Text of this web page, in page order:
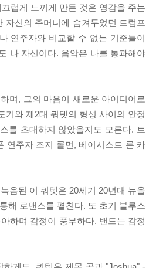
럽게 느끼게 만든 것은 영감을 주는
신의 주머니에 숨겨두었던 트럼프
연주자와 비교할 수 없는 기준들이
나 자신이다. 음악은 나를 통과해야
며, 그의 마음이 새로운 아이디어로
기와 제2대 쿼텟의 형성 사이의 안정
를 초대하지 않았을지도 모른다. 트
연주자 조지 콜먼, 베이시스트 론 카
음된 이 쿼텟은 20세기 20년대 뉴올
해 로맨스를 펼친다. 또 초기 블루스
하며 감정이 풍부하다. 밴드는 감정